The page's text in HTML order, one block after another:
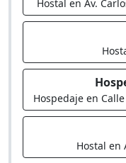
Hostal en Av.
Hospedaje en
Hostal en